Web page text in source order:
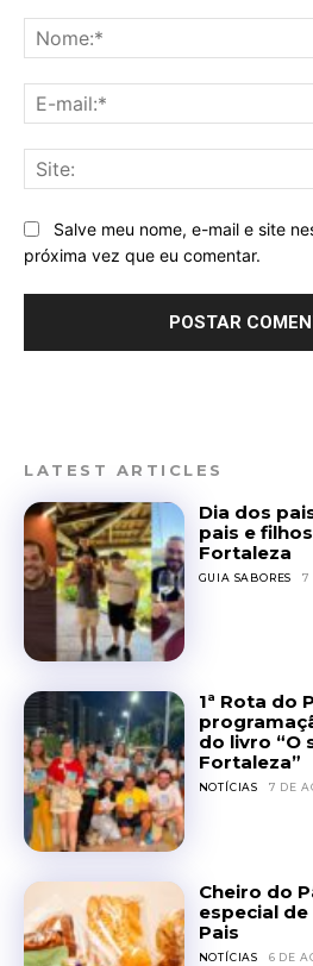
Salve meu nome, e-mail e site
próxima vez que eu comentar.
LATEST ARTICLES
Dia dos
pais e
Fortaleza
GUIA SABORES 7
1ª Rota do
do livro “O
Fortaleza”
NOTÍCIAS 7 DE
Cheiro do
especial
Pais
NOTÍCIAS 6 DE